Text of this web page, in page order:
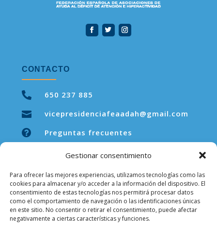
Gestionar consentimiento
Para ofrecer las mejores experiencias, utilizamos tecnologías como las
cookies para almacenar y/o acceder a la información del dispositivo. El
consentimiento de estas tecnologías nos permitirá procesar datos
como el comportamiento de navegación o las identificaciones únicas
en este sitio. No consentir o retirar el consentimiento, puede afectar
negativamente a ciertas características y funciones.
CONTACTO

650 237 885

vicepresidenciafeaadah@gmail.com
 Preguntas frecuentes
LEGAL
Aviso legal
Política de privacidad